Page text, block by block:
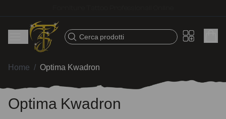
Cerca prodotti
Home / Optima Kwadron
Optima Kwadron